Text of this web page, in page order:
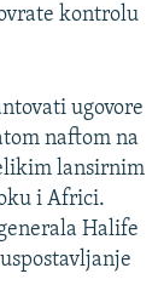
kontrolu
ugovore
naftom na
lansirnim
i Africi.
Halife